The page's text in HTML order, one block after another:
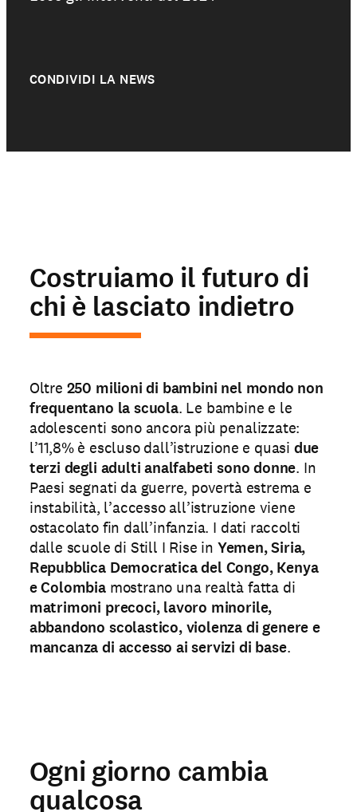
CONDIVIDI LA NEWS
Costruiamo il futuro di
chi è lasciato indietro
Oltre 250 milioni di bambini nel mondo non
frequentano la scuola. Le bambine e le
adolescenti sono ancora più penalizzate:
l’11,8% è escluso dall’istruzione e quasi due
terzi degli adulti analfabeti sono donne. In
Paesi segnati da guerre, povertà estrema e
instabilità, l’accesso all’istruzione viene
ostacolato fin dall’infanzia. I dati raccolti
dalle scuole di Still I Rise in Yemen, Siria,
Repubblica Democratica del Congo, Kenya
e Colombiamostrano una realtà fatta di
matrimoni precoci, lavoro minorile,
abbandono scolastico, violenza di genere e
mancanza di accesso ai servizi di base.
Ogni giorno cambia
qualcosa